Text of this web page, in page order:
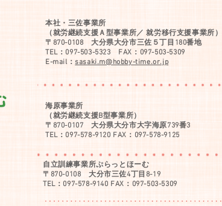
本社・三佐事業所
（就労継続支援Ａ型事業所／ 就労移行支援事業所）
〒870-0108 大分県大分市三佐５丁目180番地
TEL：097-503-5323 FAX：097-503-5309
E-mail： sasaki.m@hobby-time.or.jp
海原事業所
（就労継続支援B型事業所）
〒870-0107 大分県大分市大字海原739番3
TEL：097-578-9120 FAX：097-578-9125
自立訓練事業所ぷらっとほーむ
〒870-0108 大分市三佐4丁目8-19
TEL：097-578-9140 FAX：097-503-5309